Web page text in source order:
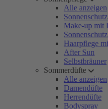
Alle anzeigen
Make-up mit
Haarpflege
After Sun
Selbstbräuner
Sommerdüfte
Alle anzeigen
Damendüfte
Herrendüfte
Bodyspray